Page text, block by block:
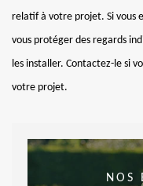
relatif à votre projet. Si vous
vous protéger des regards
les installer. Contactez-le si
votre projet.
NOS